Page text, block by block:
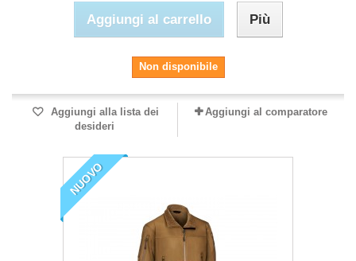
Aggiungi al carrello Più
Non disponibile
Aggiungi alla lista dei
desideri
Aggiungi al comparatore
NUOVO